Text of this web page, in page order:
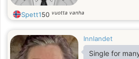
Spett150 vuotta vanha
Innlandet
Single for